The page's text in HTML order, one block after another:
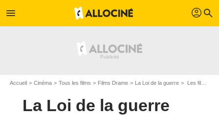
menu profil search
Accueil Cinéma Tous les films Films Drame La Loi de la guerre Les films similaires à "La Loi de la guerre"
La Loi de la guerre